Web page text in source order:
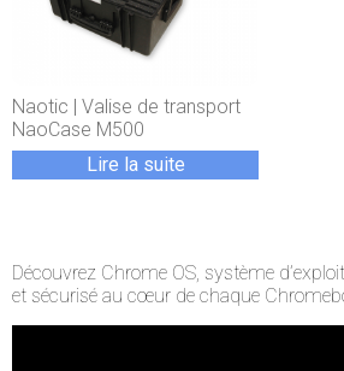
Naotic | Valise de transport
NaoCase M500
Lire la suite
Découvrez Chrome OS, système
et sécurisé au cœur de chaque